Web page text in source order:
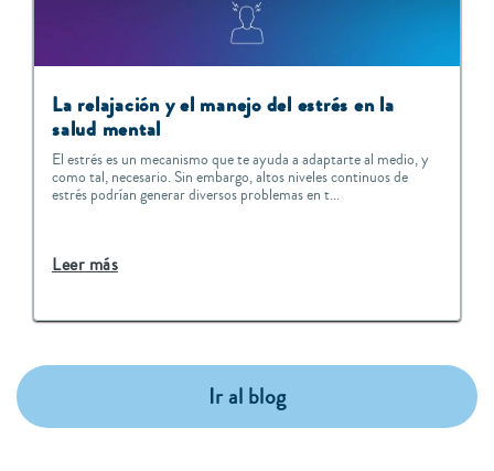
La relajación y el manejo del estrés en la
salud mental
El estrés es un mecanismo que te ayuda a adaptarte al medio, y
como tal, necesario. Sin embargo, altos niveles continuos de
estrés podrían generar diversos problemas en t...
Leer más
Ir al blog